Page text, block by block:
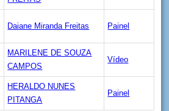
Daiane Miranda Freitas Painel
MARILENE DE SOUZA
CAMPOS
Vídeo
HERALDO NUNES
PITANGA
Painel